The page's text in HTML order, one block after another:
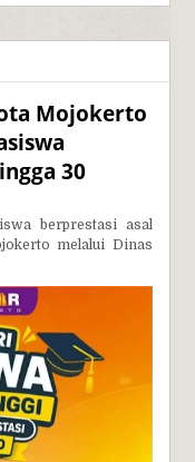
Mojokerto
30
berprestasi asal
melalui Dinas